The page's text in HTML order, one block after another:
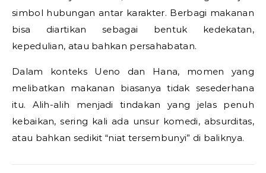
simbol hubungan antar karakter. Berbagi makanan
bisa diartikan sebagai bentuk kedekatan,
kepedulian, atau bahkan persahabatan.
Dalam konteks Ueno dan Hana, momen yang
melibatkan makanan biasanya tidak sesederhana
itu. Alih-alih menjadi tindakan yang jelas penuh
kebaikan, sering kali ada unsur komedi, absurditas,
atau bahkan sedikit “niat tersembunyi” di baliknya.